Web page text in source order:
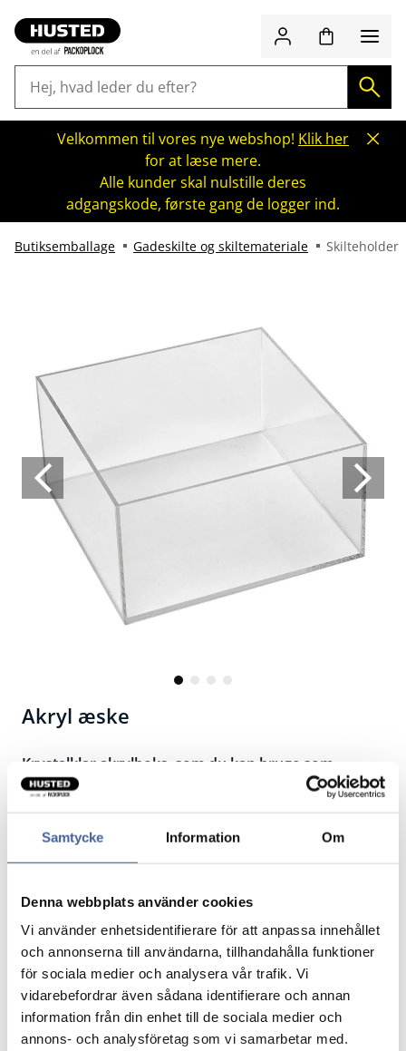
Samtycke Information Om
Denna webbplats använder cookies
Vi använder enhetsidentifierare för att anpassa innehållet
och annonserna till användarna, tillhandahålla funktioner
för sociala medier och analysera vår trafik. Vi
vidarebefordrar även sådana identifierare och annan
information från din enhet till de sociala medier och
annons- och analysföretag som vi samarbetar med.
Velkommen til vores nye webshop! Klik her
for at læse mere.
Alle kunder skal nulstille deres
adgangskode, første gang de logger ind.
Butiksemballage Gadeskilte og skiltemateriale Skilteholder
Akryl æske
Krystalklar akrylboks, som du kan bruge som
udstillingsboks.
Fyld den med produkter eller brug den som
byggeklodser og byg på i højden.
Fragtfrit når du handler for 1.900,-
Afsendelse samme dag ved bestilling
inden kl 10